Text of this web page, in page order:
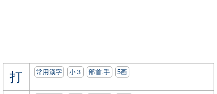
打 常用漢字 小３ 部首:⼿ 5画